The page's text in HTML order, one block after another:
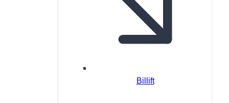
Billift